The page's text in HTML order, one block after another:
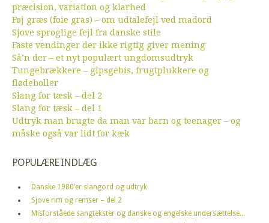
præcision, variation og klarhed
Føj græs (foie gras) – om udtalefejl ved madord
Sjove sproglige fejl fra danske stile
Faste vendinger der ikke rigtig giver mening
Så’n der – et nyt populært ungdomsudtryk
Tungebrækkere – gipsgebis, frugtplukkere og
flødeboller
Slang for tæsk – del 2
Slang for tæsk – del 1
Udtryk man brugte da man var barn og teenager – og
måske også var lidt for kæk
POPULÆRE INDLÆG
Danske 1980’er slangord og udtryk
Sjove rim og remser – del 2
Misforståede sangtekster og danske og engelske undersættelse...